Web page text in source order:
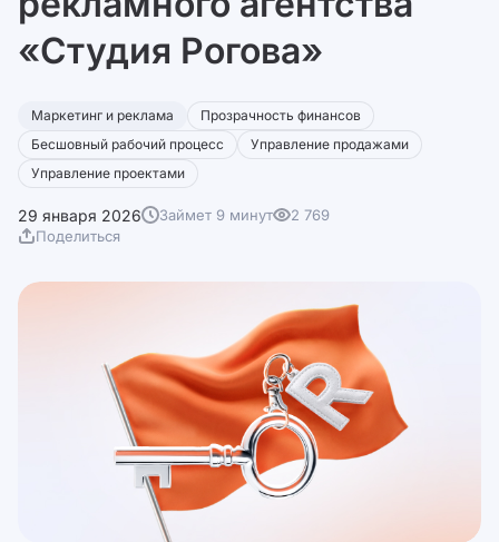
«Студия Рогова»
Маркетинг и реклама
Прозрачность финансов
Бесшовный рабочий процесс
Управление продажами
Управление проектами
29 января 2026 Займет 9 минут
2 769
Поделиться